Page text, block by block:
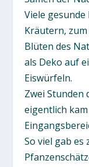
Viele
Kräutern,
Blüten des
als Deko auf
Eiswürfeln.
Zwei Stunden
eigentlich
So viel gab es